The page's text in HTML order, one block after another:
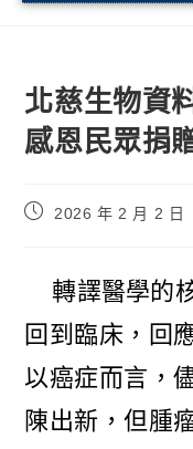
北慈生物資
感恩民眾捐
2026 年 2 月 2 日
轉譯醫學的
回到臨床，回
以癌症而言，
陳出新，但腫